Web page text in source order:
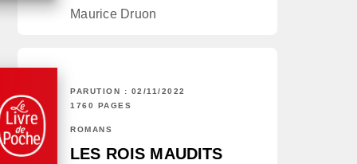
Maurice Druon
PARUTION : 02/11/2022
1760 PAGES
ROMANS
LES ROIS MAUDITS